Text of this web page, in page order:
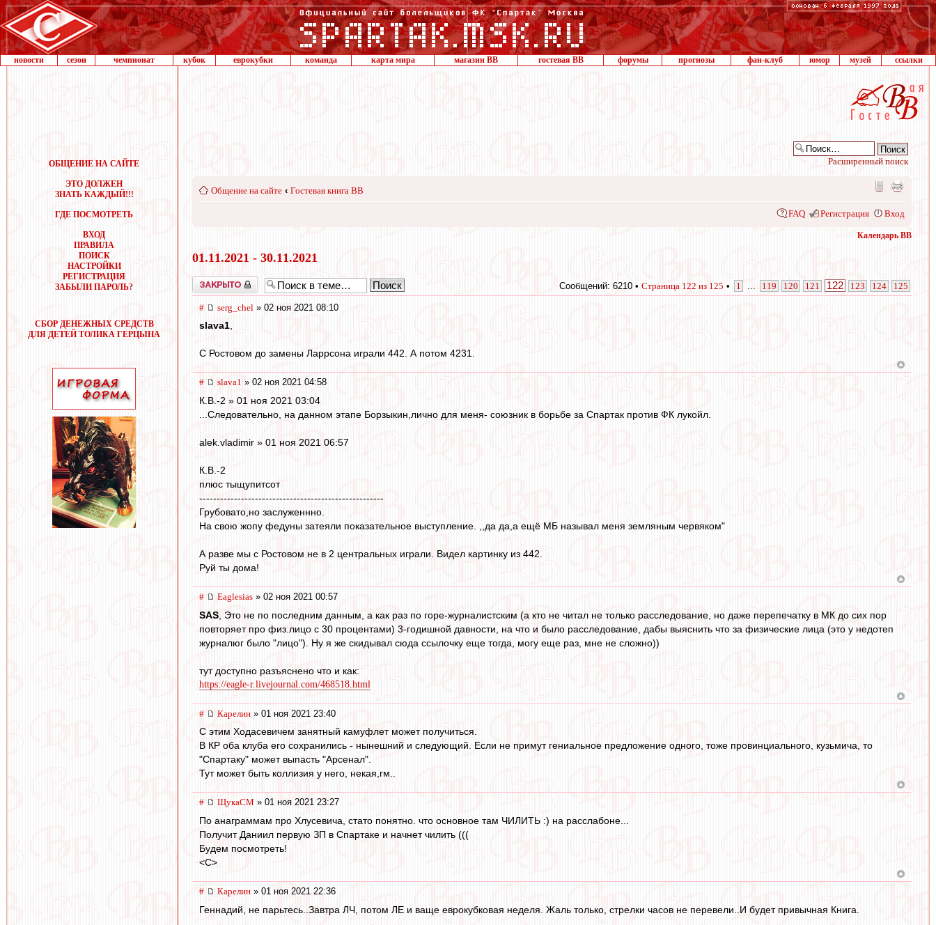
новости сезон чемпионат кубок еврокубки команда карта мира магазин ВВ гостевая ВВ форумы прогнозы фан-клуб юмор музей ссылки
ОБЩЕНИЕ НА САЙТЕ
ЭТО ДОЛЖЕН
ЗНАТЬ КАЖДЫЙ!!!
ГДЕ ПОСМОТРЕТЬ
ВХОД
ПРАВИЛА
ПОИСК
НАСТРОЙКИ
РЕГИСТРАЦИЯ
ЗАБЫЛИ ПАРОЛЬ?
СБОР ДЕНЕЖНЫХ СРЕДСТВ
ДЛЯ ДЕТЕЙ ТОЛИКА ГЕРЦЫНА
Расширенный поиск
Общение на сайте ‹ Гостевая книга ВВ
FAQ Регистрация Вход
Календарь ВВ
01.11.2021 - 30.11.2021
Закрыто Сообщений: 6210 • Страница 122 из 125 • 1 119 120 121 122 123 124 125
# serg_chel » 02 ноя 2021 08:10
slava1,
С Ростовом до замены Ларрсона играли 442. А потом 4231.
# slava1 » 02 ноя 2021 04:58
К.В.-2 » 01 ноя 2021 03:04
...Следовательно, на данном этапе Борзыкин,лично для меня- союзник в борьбе за Спартак против ФК лукойл.
alek.vladimir » 01 ноя 2021 06:57
К.В.-2
плюс тыщупитсот
-----------------------------------------------------
Грубовато,но заслуженнно.
На свою жопу федуны затеяли показательное выступление. ,,да да,а ещё МБ называл меня земляным червяком"
А разве мы с Ростовом не в 2 центральных играли. Видел картинку из 442.
Руй ты дома!
# Eaglesias » 02 ноя 2021 00:57
SAS , Это не по последним данным, а как раз по горе-журналистским (а кто не читал не только расследование, но даже перепечатку в МК до сих пор
повторяет про физ.лицо с 30 процентами) 3-годишной давности, на что и было расследование, дабы выяснить что за физические лица (это у недотеп
журналюг было "лицо"). Ну я же скидывал сюда ссылочку еще тогда, могу еще раз, мне не сложно))
тут доступно разъяснено что и как:
https://eagle-r.livejournal.com/468518.html
# Карелин » 01 ноя 2021 23:40
С этим Ходасевичем занятный камуфлет может получиться.
В КР оба клуба его сохранились - нынешний и следующий. Если не примут гениальное предложение одного, тоже провинциального, кузьмича, то
"Спартаку" может выпасть "Арсенал".
Тут может быть коллизия у него, некая,гм..
# ЩукаСМ » 01 ноя 2021 23:27
По анаграммам про Хлусевича, стато понятно. что основное там ЧИЛИТЬ :) на расслабоне...
Получит Даниил первую ЗП в Спартаке и начнет чилить (((
Будем посмотреть!
<C>
# Карелин » 01 ноя 2021 22:36
Геннадий, не парьтесь..Завтра ЛЧ, потом ЛЕ и ваще еврокубковая неделя. Жаль только, стрелки часов не перевели..И будет привычная Книга.